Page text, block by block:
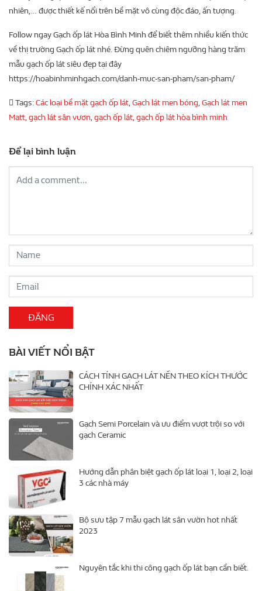
nhiên,… được thiết kế nổi trên bề mặt vô cùng độc đáo, ấn tượng.
Follow ngay Gạch ốp lát Hòa Bình Minh để biết thêm nhiều kiến thức
về thị trường Gạch ốp lát nhé. Đừng quên chiêm ngưỡng hàng trăm
mẫu gạch ốp lát siêu đẹp tại đây
https://hoabinhminhgach.com/danh-muc-san-pham/san-pham/
Tags:Các loại bề mặt gạch ốp lát,Gạch lát men bóng,Gạch lát men
Matt,gạch lát sân vươn,gạch ốp lát,gạch ốp lát hòa bình minh
Để lại bình luận
BÀI VIẾT NỔI BẬT
CÁCH TÍNH GẠCH LÁT NỀN THEO KÍCH THƯỚC
CHÍNH XÁC NHẤT
Gạch Semi Porcelain và ưu điểm vượt trội so với
gạch Ceramic
Hướng dẫn phân biệt gạch ốp lát loại 1, loại 2, loại
3 các nhà máy
Bộ sưu tập 7 mẫu gạch lát sân vườn hot nhất
2023
Nguyên tắc khi thi công gạch ốp lát bạn cần biết.